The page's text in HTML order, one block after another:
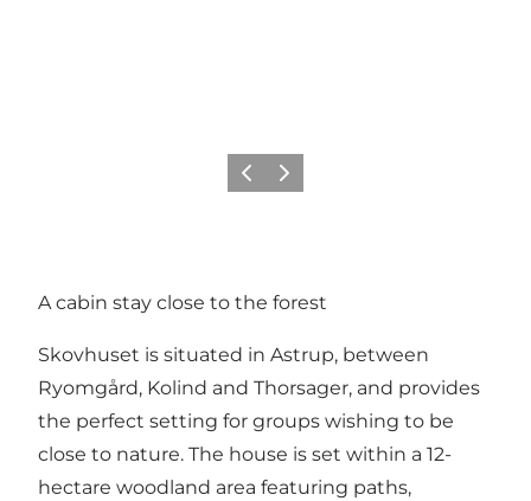
Vorige Volgende
A cabin stay close to the forest
Skovhuset is situated in Astrup, between
Ryomgård, Kolind and Thorsager, and provides
the perfect setting for groups wishing to be
close to nature. The house is set within a 12-
hectare woodland area featuring paths,